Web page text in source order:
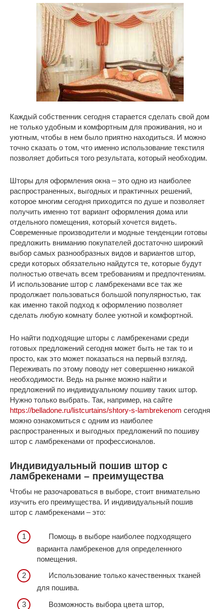
Каждый собственник сегодня старается сделать свой дом
не только удобным и комфортным для проживания, но и
уютным, чтобы в нем было приятно находиться. И можно
точно сказать о том, что именно использование текстиля
позволяет добиться того результата, который необходим.
Шторы для оформления окна – это одно из наиболее
распространенных, выгодных и практичных решений,
которое многим сегодня приходится по душе и позволяет
получить именно тот вариант оформления дома или
отдельного помещения, который хочется видеть.
Современные производители и модные тенденции готовы
предложить вниманию покупателей достаточно широкий
выбор самых разнообразных видов и вариантов штор,
среди которых обязательно найдутся те, которые будут
полностью отвечать всем требованиям и предпочтениям.
И использование штор с ламбрекенами все так же
продолжает пользоваться большой популярностью, так
как именно такой подход к оформлению позволяет
сделать любую комнату более уютной и комфортной.
Но найти подходящие шторы с ламбрекенами среди
готовых предложений сегодня может быть не так то и
просто, как это может показаться на первый взгляд.
Переживать по этому поводу нет совершенно никакой
необходимости. Ведь на рынке можно найти и
предложений по индивидуальному пошиву таких штор.
Нужно только выбрать. Так, например, на сайте
https://belladone.ru/listcurtains/shtory-s-lambrekenom сегодня
можно ознакомиться с одним из наиболее
распространенных и выгодных предложений по пошиву
штор с ламбрекенами от профессионалов.
Индивидуальный пошив штор с
ламбрекенами – преимущества
Чтобы не разочароваться в выборе, стоит внимательно
изучить его преимущества. И индивидуальный пошив
штор с ламбрекенами – это:
Помощь в выборе наиболее подходящего
варианта ламбрекенов для определенного
помещения.
Использование только качественных тканей
для пошива.
Возможность выбора цвета штор,